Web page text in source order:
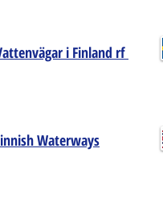
i Finland rf
Waterways